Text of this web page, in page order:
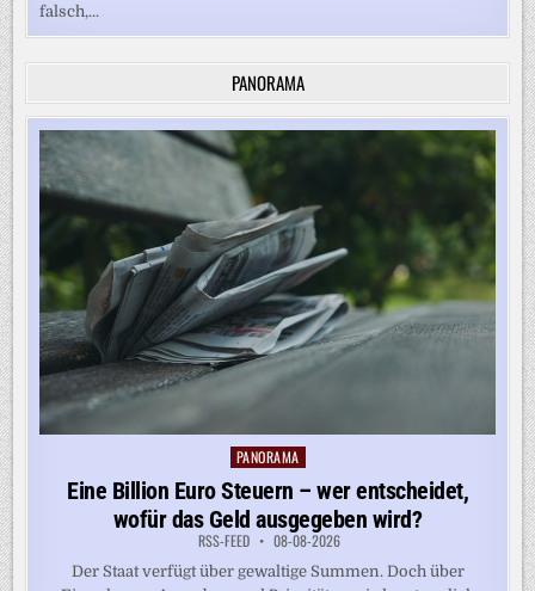
falsch,...
PANORAMA
Posted
in
PANORAMA
Eine Billion Euro Steuern – wer entscheidet,
wofür das Geld ausgegeben wird?
RSS-FEED 08-08-2026
Der Staat verfügt über gewaltige Summen. Doch über